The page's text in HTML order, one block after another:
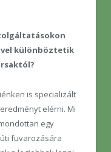
különböztetik
is specializált
elérni. Mi
egy
fuvarozására